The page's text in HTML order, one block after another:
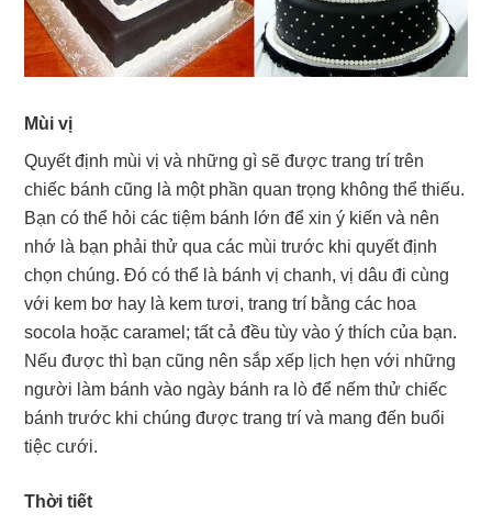
Mùi vị
Quyết định mùi vị và những gì sẽ được trang trí trên
chiếc bánh cũng là một phần quan trọng không thể thiếu.
Bạn có thể hỏi các tiệm bánh lớn để xin ý kiến và nên
nhớ là bạn phải thử qua các mùi trước khi quyết định
chọn chúng. Đó có thể là bánh vị chanh, vị dâu đi cùng
với kem bơ hay là kem tươi, trang trí bằng các hoa
socola hoặc caramel; tất cả đều tùy vào ý thích của bạn.
Nếu được thì bạn cũng nên sắp xếp lịch hẹn với những
người làm bánh vào ngày bánh ra lò để nếm thử chiếc
bánh trước khi chúng được trang trí và mang đến buổi
tiệc cưới.
Thời tiết